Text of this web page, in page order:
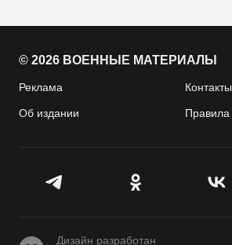
© 2026 ВОЕННЫЕ МАТЕРИАЛЫ
Реклама Контакты
Об издании Правила